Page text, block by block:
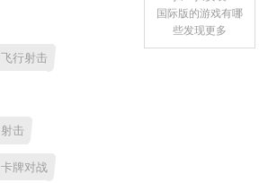
飞行射击
射击
卡牌对战
国际版的游戏有哪
些发现更多